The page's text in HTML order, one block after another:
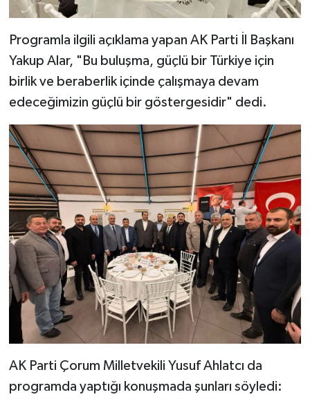
Programla ilgili açıklama yapan AK Parti İl Başkanı
Yakup Alar, "Bu buluşma, güçlü bir Türkiye için
birlik ve beraberlik içinde çalışmaya devam
edeceğimizin güçlü bir göstergesidir" dedi.
AK Parti Çorum Milletvekili Yusuf Ahlatcı da
programda yaptığı konuşmada şunları söyledi: